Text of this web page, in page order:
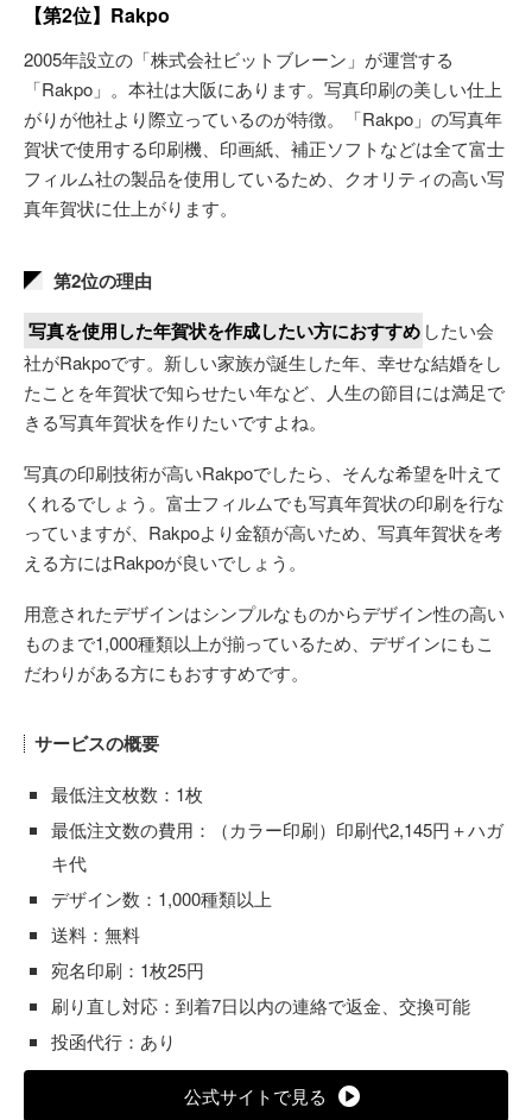
【第2位】Rakpo
2005年設立の「株式会社ビットブレーン」が運営する
「Rakpo」。本社は大阪にあります。写真印刷の美しい仕上
がりが他社より際立っているのが特徴。「Rakpo」の写真年
賀状で使用する印刷機、印画紙、補正ソフトなどは全て富士
フィルム社の製品を使用しているため、クオリティの高い写
真年賀状に仕上がります。
第2位の理由
写真を使用した年賀状を作成したい方におすすめ したい会
社がRakpoです。新しい家族が誕生した年、幸せな結婚をし
たことを年賀状で知らせたい年など、人生の節目には満足で
きる写真年賀状を作りたいですよね。
写真の印刷技術が高いRakpoでしたら、そんな希望を叶えて
くれるでしょう。富士フィルムでも写真年賀状の印刷を行な
っていますが、Rakpoより金額が高いため、写真年賀状を考
える方にはRakpoが良いでしょう。
用意されたデザインはシンプルなものからデザイン性の高い
ものまで1,000種類以上が揃っているため、デザインにもこ
だわりがある方にもおすすめです。
サービスの概要
最低注文枚数：1枚
最低注文数の費用：（カラー印刷）印刷代2,145円＋ハガ
キ代
デザイン数：1,000種類以上
送料：無料
宛名印刷：1枚25円
刷り直し対応：到着7日以内の連絡で返金、交換可能
投函代行：あり
公式サイトで見る